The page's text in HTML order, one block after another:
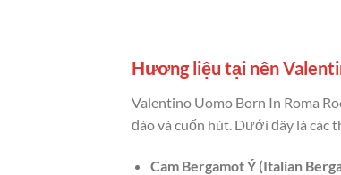
Hương liệu tại nên
Valentino Uomo Born In Roma
đáo và cuốn hút. Dưới đây là các
Cam Bergamot Ý (Italian